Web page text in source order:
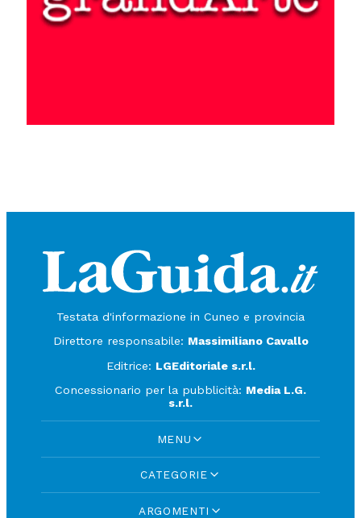
Testata d'informazione in Cuneo e provincia
Direttore responsabile: Massimiliano Cavallo
Editrice: LGEditoriale s.r.l.
Concessionario per la pubblicità: Media L.G.
s.r.l.
MENU
CATEGORIE
ARGOMENTI